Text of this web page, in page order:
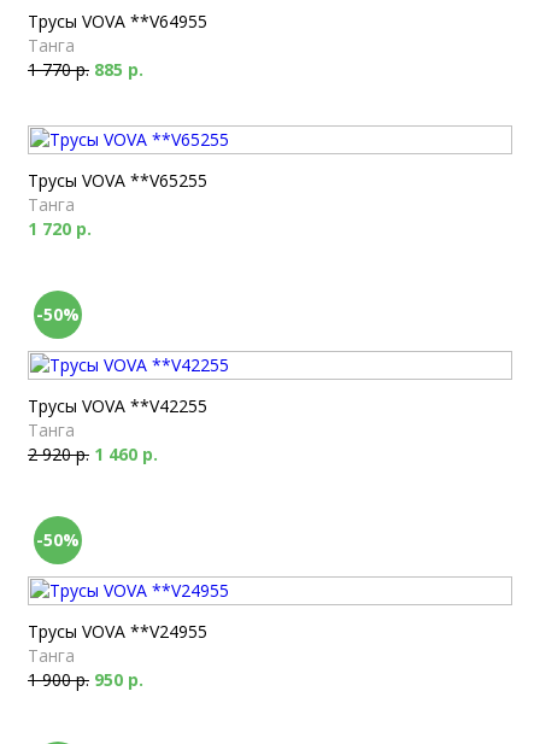
Трусы VOVA **V64955
Танга
1 770 р. 885 р.
Трусы VOVA **V65255
Танга
1 720 р.
-50%
Трусы VOVA **V42255
Танга
2 920 р. 1 460 р.
-50%
Трусы VOVA **V24955
Танга
1 900 р. 950 р.